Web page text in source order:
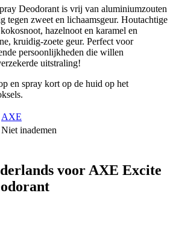
Deodorant is vrij van aluminiumzouten
tegen zweet en lichaamsgeur. Houtachtige
hazelnoot en karamel en
kruidig-zoete geur. Perfect voor
persoonlijkheden die willen
uitstraling!
en spray kort op de huid op het
AXE
Niet inademen
voor AXE Excite